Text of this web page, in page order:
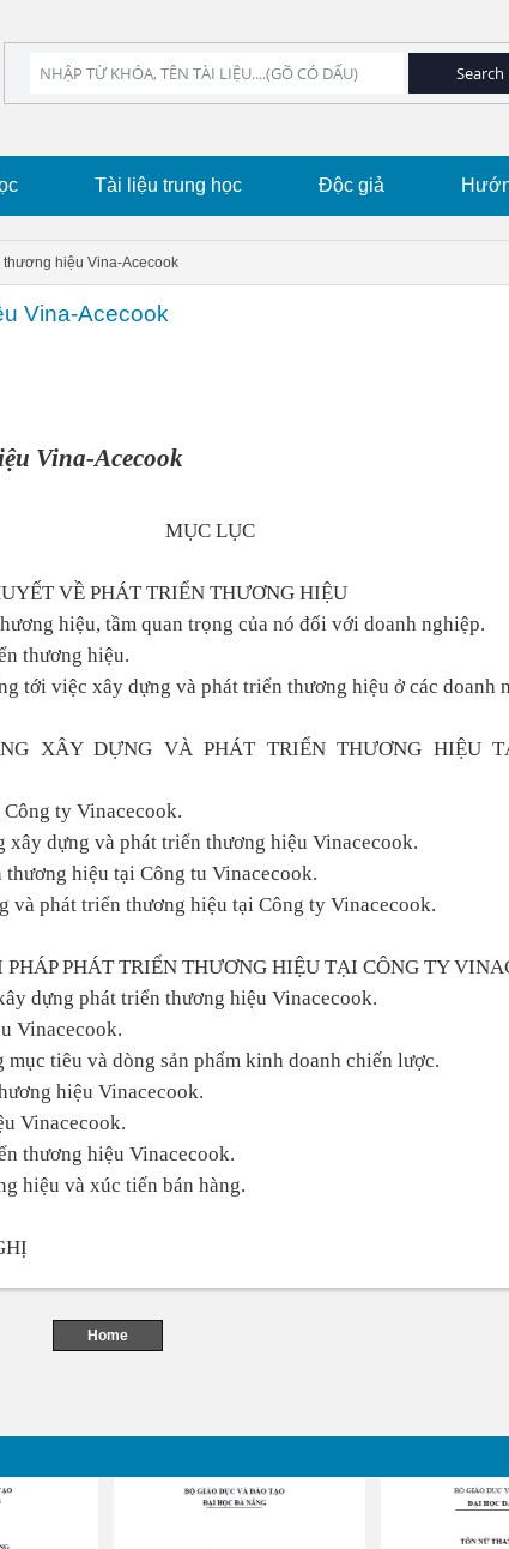
Tài liệu trung học Độc giả
thương hiệu Vina-Acecook
Vina-Acecook
Vina-Acecook
MỤC LỤC
VỀ PHÁT TRIỂN THƯƠNG HIỆU
hiệu, tầm quan trọng của nó đối với doanh nghiệp.
thương hiệu.
tới việc xây dựng và phát triển thương hiệu ở các doanh
XÂY DỰNG VÀ PHÁT TRIỂN THƯƠNG HIỆU
ty Vinacecook.
xây dựng và phát triển thương hiệu Vinacecook.
hiệu tại Công tu Vinacecook.
và phát triển thương hiệu tại Công ty Vinacecook.
PHÁT TRIỂN THƯƠNG HIỆU TẠI CÔNG TY
dựng phát triển thương hiệu Vinacecook.
Vinacecook.
tiêu và dòng sản phẩm kinh doanh chiến lược.
hiệu Vinacecook.
Vinacecook.
thương hiệu Vinacecook.
hiệu và xúc tiến bán hàng.
Home